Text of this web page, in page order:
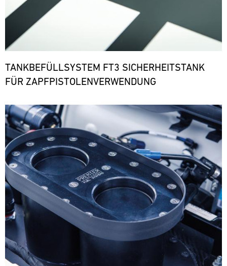
TANKBEFÜLLSYSTEM FT3 SICHERHEITSTANK
FÜR ZAPFPISTOLENVERWENDUNG
Bild